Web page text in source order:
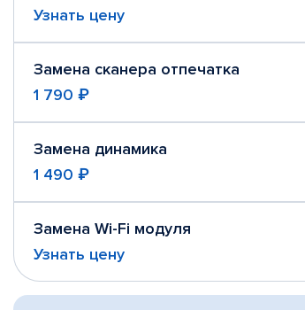
Узнать цену
Замена сканера отпечатка
1 790 ₽
Замена динамика
1 490 ₽
Замена Wi-Fi модуля
Узнать цену